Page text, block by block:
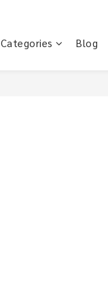
Categories Blog